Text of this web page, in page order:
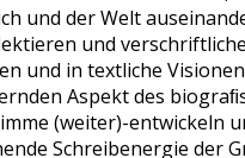
und der Welt
und
und in textliche
Aspekt des
(weiter)-entwickeln
Schreibenergie der